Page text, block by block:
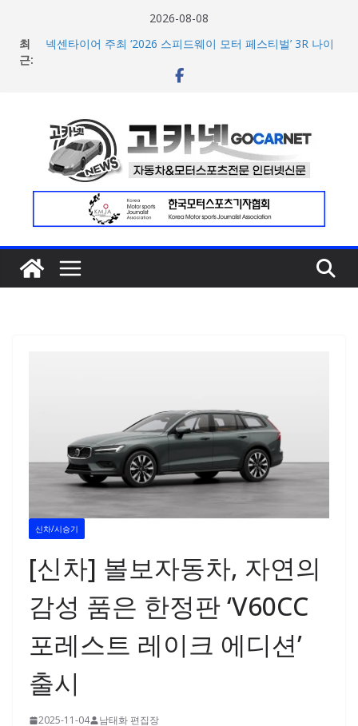
2026-08-08
최
근:
넥센타이어 주최 ‘2026 스피드웨이 모터 페스티벌’ 3R 나이
아우디, 405일 만에 완성한 초고성능 슈퍼카 ‘누볼라리’ 제
공개… 일본서 28일 계약 개시
마일레, 코너링 쏠림·하체 소음 잡는 ‘스테빌라이저 링크’ 정
비 솔루션 제안
한온시스템, 캐나다 정부로부터 1,000만 캐나다달러 규모
지원 확보
신차/시승기
[신차] 볼보자동차, 자연의
감성 품은 한정판 ‘V60CC
포레스트 레이크 에디션’
출시
2025-11-04 남태화 편집장